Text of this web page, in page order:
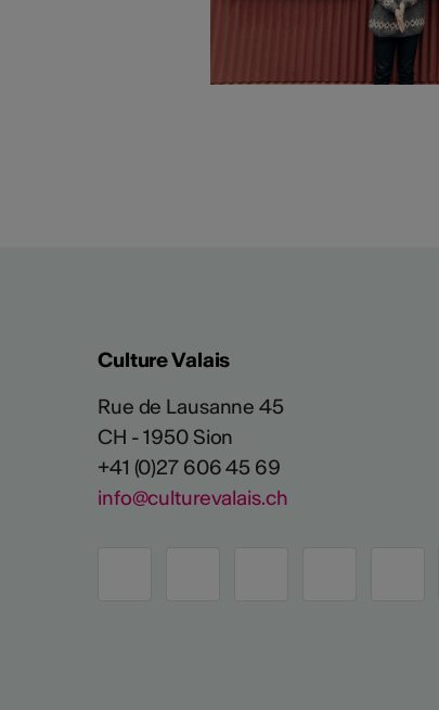
Culture Valais
Rue de Lausanne 45
CH - 1950 Sion
+41 (0)27 606 45 69
info@culturevalais.ch